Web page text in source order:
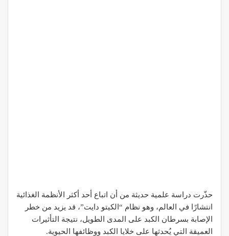
حذّرت دراسة علمية حديثة من أن اتباع أحد أكثر الأنظمة الغذائية
انتشارًا في العالم، وهو نظام “الكيتو دايت”، قد يزيد من خطر
الإصابة بسرطان الكبد على المدى الطويل، نتيجة التأثيرات
العميقة التي يُحدثها على خلايا الكبد ووظائفها الحيوية.